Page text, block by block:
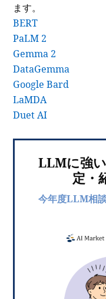
ます。
BERT
PaLM 2
Gemma 2
DataGemma
Google Bard
LaMDA
Duet AI
LLMに強
定・
今年度LLM相